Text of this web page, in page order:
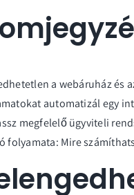
a webáruház és
automatizál egy
megfelelő ügyviteli
folyamata: Mire